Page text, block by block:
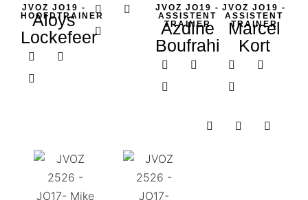
JVOZ JO19 -
HOOFDTRAINER
Aloys
Lockefeer
JVOZ JO19 -
ASSISTENT
TRAINER
Azdine
Boufrahi
JVOZ JO19 -
ASSISTENT
TRAINER
Marcel
Kort